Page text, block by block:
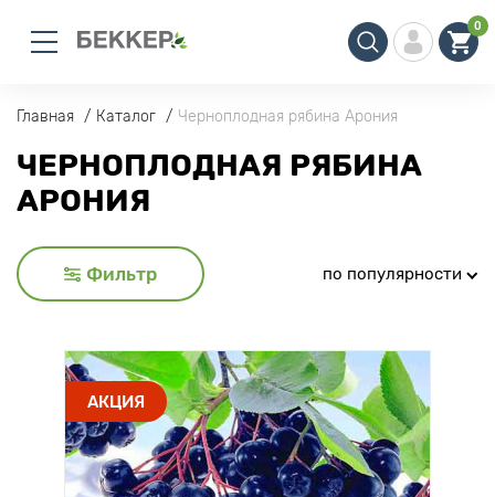
0
Главная Каталог Черноплодная рябина Арония
ЧЕРНОПЛОДНАЯ РЯБИНА
АРОНИЯ
Фильтр по популярности
АКЦИЯ